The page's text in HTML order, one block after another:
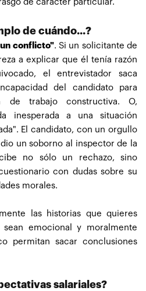
de carácter particular.
de cuándo...?
conflicto". Si un solicitante de
a explicar que él tenía razón
el entrevistador saca
del candidato para
de trabajo constructiva. O,
inesperada a una situación
El candidato, con un orgullo
un soborno al inspector de la
no sólo un rechazo, sino
con dudas sobre su
morales.
las historias que quieres
sean emocional y moralmente
permitan sacar conclusiones
salariales?